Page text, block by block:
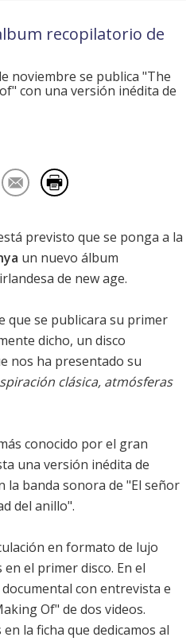
recopilatorio de
noviembre se publica "The
con una versión inédita de
previsto que se ponga a la
un nuevo álbum
de new age.
que se publicara su primer
dicho, un disco
nos ha presentado su
clásica, atmósferas
conocido por el gran
una versión inédita de
la banda sonora de "El señor
del anillo".
en formato de lujo
en el primer disco. En el
con entrevista e
Of" de dos videos.
en la ficha que dedicamos al